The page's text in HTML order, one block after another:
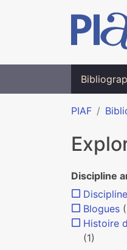
PIAF
Discipline
Blogues
Histoire
(1)